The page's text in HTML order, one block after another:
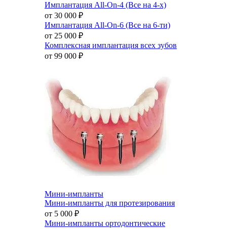
Имплантация All-On-4 (Все на 4-х)
от 30 000 ₽
Имплантация All-On-6 (Все на 6-ти)
от 25 000 ₽
Комплексная имплантация всех зубов
от 99 000 ₽
Мини-импланты
Мини-импланты для протезирования
от 5 000 ₽
Мини-импланты ортодонтические